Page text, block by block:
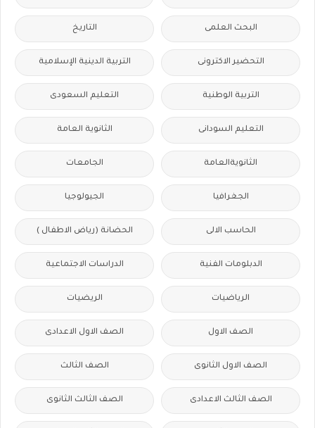
البحث العلمى التاريخ
التحضير الاكترونى التربية الدينية الإسلامية
التربية الوطنية التعليم السعودى
التعليم السودانى الثانوية العامة
الثانويةالعامة الجامعات
الجغرافيا الجيولوجيا
الحاسب الالى الحضانة (رياض الاطفال )
الدبلومات الفنية الدراسات الاجتماعية
الرياضيات الريضيات
الصف الاول الصف الاول الاعدادى
الصف الاول الثانوى الصف الثالث
الصف الثالث الاعدادى الصف الثالث الثانوى